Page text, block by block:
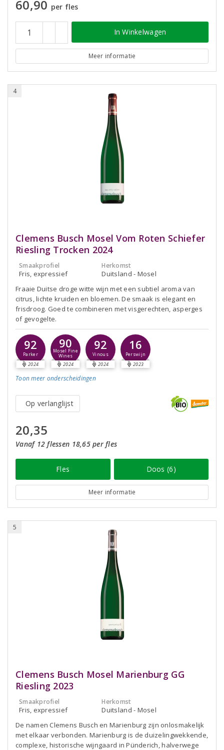
60,90 per fles
In Winkelwagen
Meer informatie
4
Clemens Busch Mosel Vom Roten Schiefer
Riesling Trocken 2024
Smaakprofiel
Fris, expressief
Herkomst
Duitsland - Mosel
Fraaie Duitse droge witte wijn met een subtiel aroma van
citrus, lichte kruiden en bloemen. De smaak is elegant en
frisdroog. Goed te combineren met visgerechten, asperges
of gevogelte.
92
Parker
2024
90
Mosel Fine
Wines
2024
92
Vinous
2024
16
Perswijn
2023
Toon meer onderscheidingen
Op verlanglijst
20,35
Vanaf 12 flessen 18,65 per fles
Fles Doos (6)
Meer informatie
5
Clemens Busch Mosel Marienburg GG
Riesling 2023
Smaakprofiel
Fris, expressief
Herkomst
Duitsland - Mosel
De namen Clemens Busch en Marienburg zijn onlosmakelijk
met elkaar verbonden. Marienburg is de duizelingwekkende,
complexe, historische wijngaard in Pünderich, halverwege